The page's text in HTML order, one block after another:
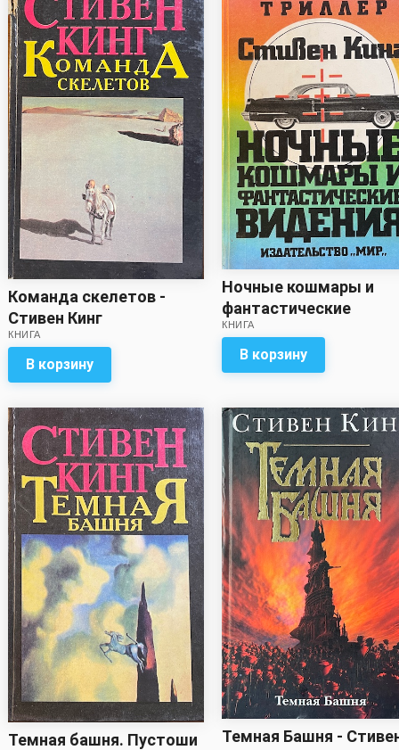
Команда скелетов -
Стивен Кинг
КНИГА
В корзину
Ночные кошмары и
фантастические
видения - Стивен Кинг
КНИГА
В корзину
Темная башня. Пустоши
Темная Башня -